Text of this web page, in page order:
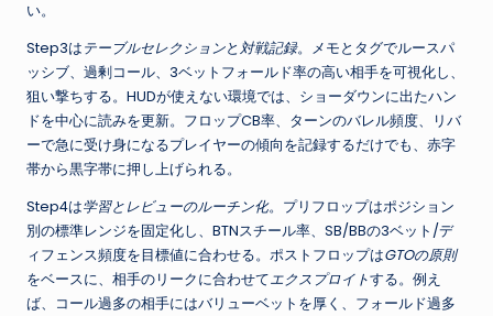
い。
Step3はテーブルセレクションと 対戦記録。メモとタグでルースパ
ッシブ、過剰コール、3ベットフォールド率の高い相手を可視化し、
狙い撃ちする。HUDが使えない環境では、ショーダウンに出たハン
ドを中心に読みを更新。フロップCB率、ターンのバレル頻度、リバ
ーで急に受け身になるプレイヤーの傾向を記録するだけでも、赤字
帯から黒字帯に押し上げられる。
Step4は学習とレビューのルーチン化。プリフロップはポジション
別の標準レンジを固定化し、BTNスチール率、SB/BBの3ベット/デ
ィフェンス頻度を目標値に合わせる。ポストフロップはGTOの原則
をベースに、相手のリークに合わせてエクスプロイトする。例え
ば、コール過多の相手にはバリューベットを厚く、フォールド過多